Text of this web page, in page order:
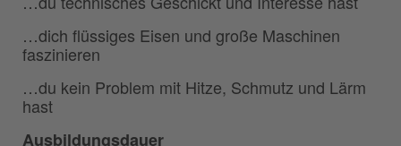
…dich flüssiges Eisen und große Maschinen
faszinieren
…du kein Problem mit Hitze, Schmutz und Lärm
hast
Ausbildungsdauer